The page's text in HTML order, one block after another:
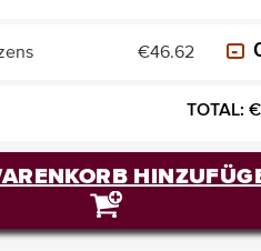
€46.62
TOTAL: €